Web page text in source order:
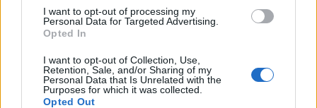
I want to opt-out of processing my
Personal Data for Targeted Advertising.
Opted In
I want to opt-out of Collection, Use,
Retention, Sale, and/or Sharing of my
Personal Data that Is Unrelated with the
Purposes for which it was collected.
Opted Out
5 Αυγούστου 2026 13:05
ΝΕΟΙ ΟΡΙΖΟΝΤΕΣ • ΠΟΛΙΤΙΣΜΟΣ
Κίσαμος – Φεστιβάλ Γεύσεων &
Τέχνης: Το πρόγραμμα των